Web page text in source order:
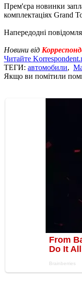
Прем'єра новинки
комплектаціях Grand
Напередодні
Новини від
Читайте
ТЕГИ: автомобили,
Якщо ви помітили